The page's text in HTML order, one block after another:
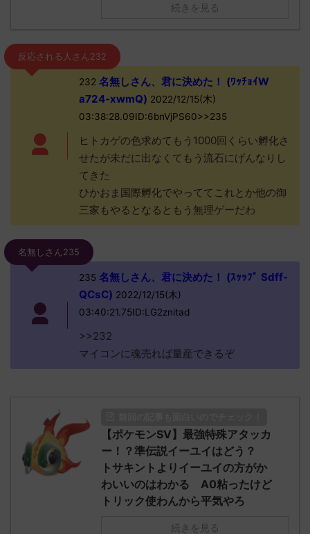
続きを見る
反応される人さん232
232 名無しさん、君に決めた！ (ﾜｯﾁｮｲW
a724-xwmQ) 2022/12/15(木)
03:38:28.09ID:6bnVjPS60>>235
ヒトカゲの色求めてもう1000回くらい孵化さ
せたが未だに出なくてもう流石にげんなりし
てきた
ひかおま国際孵化でやっててこれとか他の御
三家もやるとなるともう無理ゲーだわ
名無しさん235
235名無しさん、君に決めた！ (ｽｯｯﾌﾟ Sdff-
QCsC) 2022/12/15(木)
03:40:21.75ID:LG2znitad
>>232
マイコンに魂売れば量産できるぞ
【ポケモンSV】最強特殊アタッカ
ー！？準伝説イーユイはどう？
トサキントよりイーユイの方がか
わいいのはわかる A0粘ったけど
トリック使わんから平気やろ
続きを見る